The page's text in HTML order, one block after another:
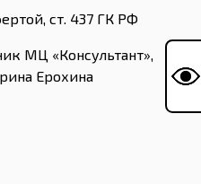
ст. 437 ГК РФ
МЦ «Консультант»,
Ерохина